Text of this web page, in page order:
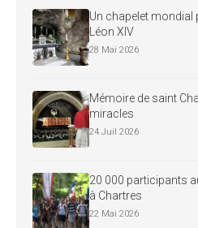
Un chapelet mondial
Léon XIV
28 Mai 2026
Mémoire de saint
miracles
24 Juil 2026
20 000 participants
à Chartres
22 Mai 2026